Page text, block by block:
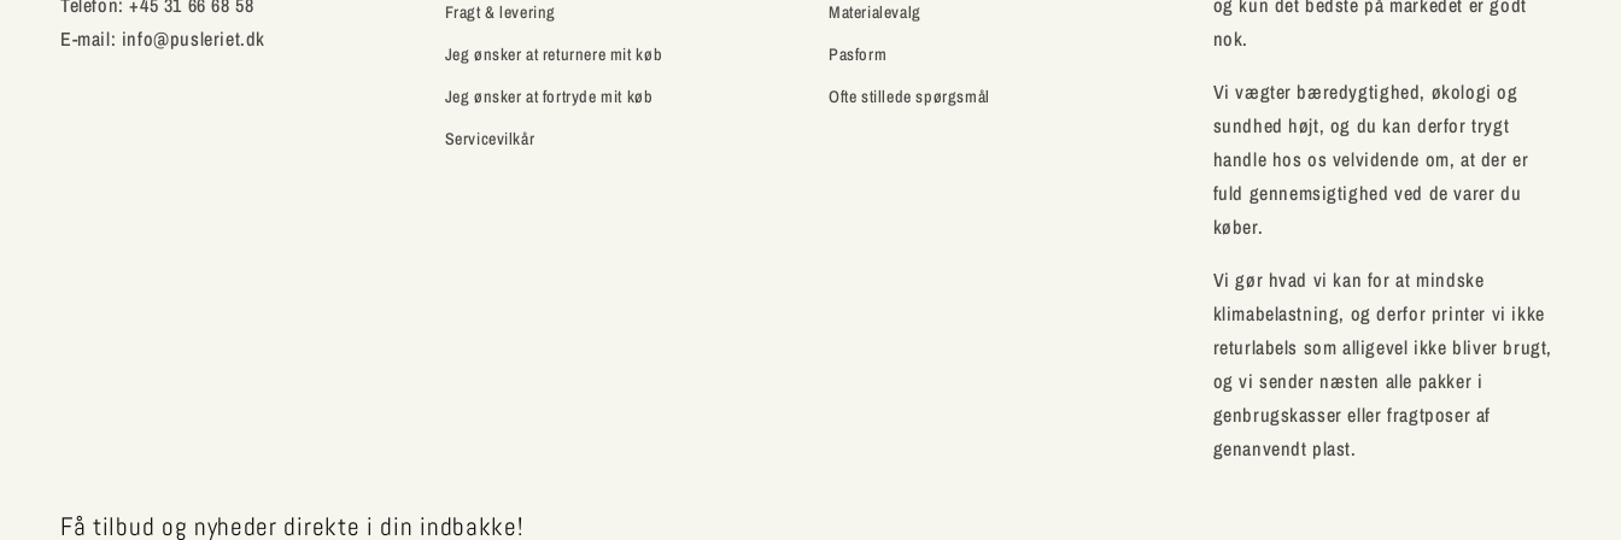
E-mail: info@pusleriet.dk
Fragt & levering
Jeg ønsker at returnere mit køb
Jeg ønsker at fortryde mit køb
Servicevilkår
Materialevalg
Pasform
Ofte stillede spørgsmål
nok.
Vi vægter bæredygtighed, økologi og
sundhed højt, og du kan derfor trygt
handle hos os velvidende om, at der er
fuld gennemsigtighed ved de varer du
køber.
Vi gør hvad vi kan for at mindske
klimabelastning, og derfor printer vi ikke
returlabels som alligevel ikke bliver brugt,
og vi sender næsten alle pakker i
genbrugskasser eller fragtposer af
genanvendt plast.
Få tilbud og nyheder direkte i din indbakke!